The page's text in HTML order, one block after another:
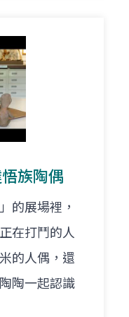
族陶偶
的展場裡，
在打鬥的人
的人偶，還
陶一起認識